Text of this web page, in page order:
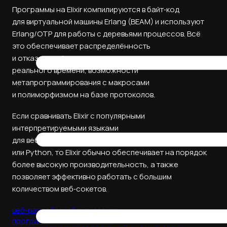
Программы на Elixir компилируются в байт‑код
для виртуальной машины Erlang (BEAM) и используют
Erlang/OTP для работы с деревьями процессов. Всё
это обеспечивает распределённость
и отказоустойчивость, исполнение в режиме мягкого
реального времени, возможности
метапрограммирования с макросами
и полиморфизмом на базе протоколов.
Если сравнивать Elixir с популярными
интерпретируемыми языками
для веб‑программирования, например, с PHP, Ruby
или Python, то Elixir обычно обеспечивает на порядок
более высокую производительность, а также
позволяет эффективно работать с большим
количеством веб‑сокетов.
веб-разработкабэкендязыки
программированиявысокие